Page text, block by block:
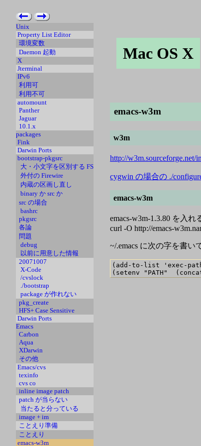
Unix
Property List Editor
環境変数
Daemon 起動
X
Jterminal
IPv6
利用可
利用不可
automount
Panther
Jaguar
10.1.x
packages
Fink
Darwin Ports
bootstrap-pkgsrc
大・小文字を区別する FS
外付の Firewire
内蔵の区画し直し
binary か src か
src の場合
bashrc
pkgsrc
各論
問題
debug
以前に用意した情報
20071007
X-Code
/cvslock
./bootstrap
package が作れない
pkg_create
HFS+ Case Sensitive
Darwin Ports
Emacs
Carbon
Aqua
XDarwin
その他
Emacs/cvs
texinfo
cvs co
inline image patch
patch が当らない
当たると分っている
image + im
ことえり準備
ことえり
emacs-w3m
Mac OS X
emacs-w3m
w3m
http://w3m.sourceforge.net/
cygwin の場合の ./
emacs-w3m
emacs-w3m-1.3.80 を入れ
curl -O http://emacs-
~/.emacs に次の字を書い
(add-to-list 'exec-